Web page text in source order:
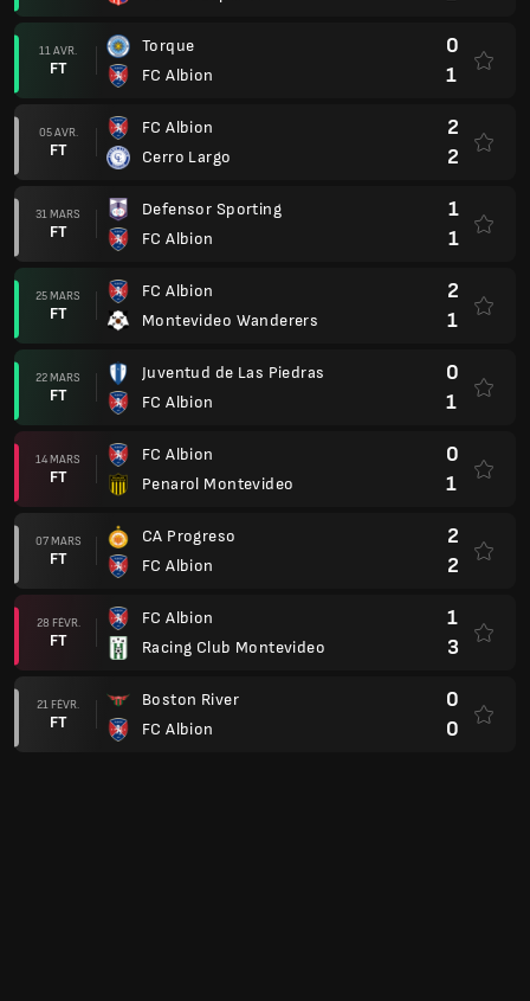
22 MARS
FT
Juventud de Las Piedras
FC Albion
0
1
14 MARS
FT
FC Albion
Penarol Montevideo
0
1
07 MARS
FT
CA Progreso
FC Albion
2
2
28 FÉVR.
FT
FC Albion
Racing Club Montevideo
1
3
21 FÉVR.
FT
Boston River
FC Albion
0
0
16 FÉVR.
FT
FC Albion
Atletico Cerro
3
0
06 FÉVR.
FT
FC Albion
Liverpool Montevideo
1
2
Cup
CA Plaza
1
0
FC Albion
4